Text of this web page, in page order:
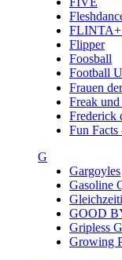
FLINTA+
Flipper
Foosball
Football
Freak
Frederick
Fun
G
Gargoyles
Gasoline
GOOD
Gripless
Growing